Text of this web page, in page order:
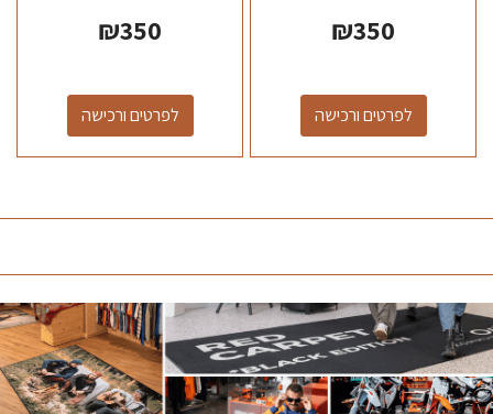
₪350
לפרטים ורכישה
₪350
לפרטים ורכישה